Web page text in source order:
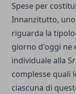
Spese per
Innanzitutto,
riguarda la
giorno d'oggi ne
individuale alla
complesse quali
ciascuna di